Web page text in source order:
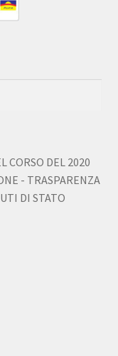
CORSO DEL 2020
- TRASPARENZA
DI STATO